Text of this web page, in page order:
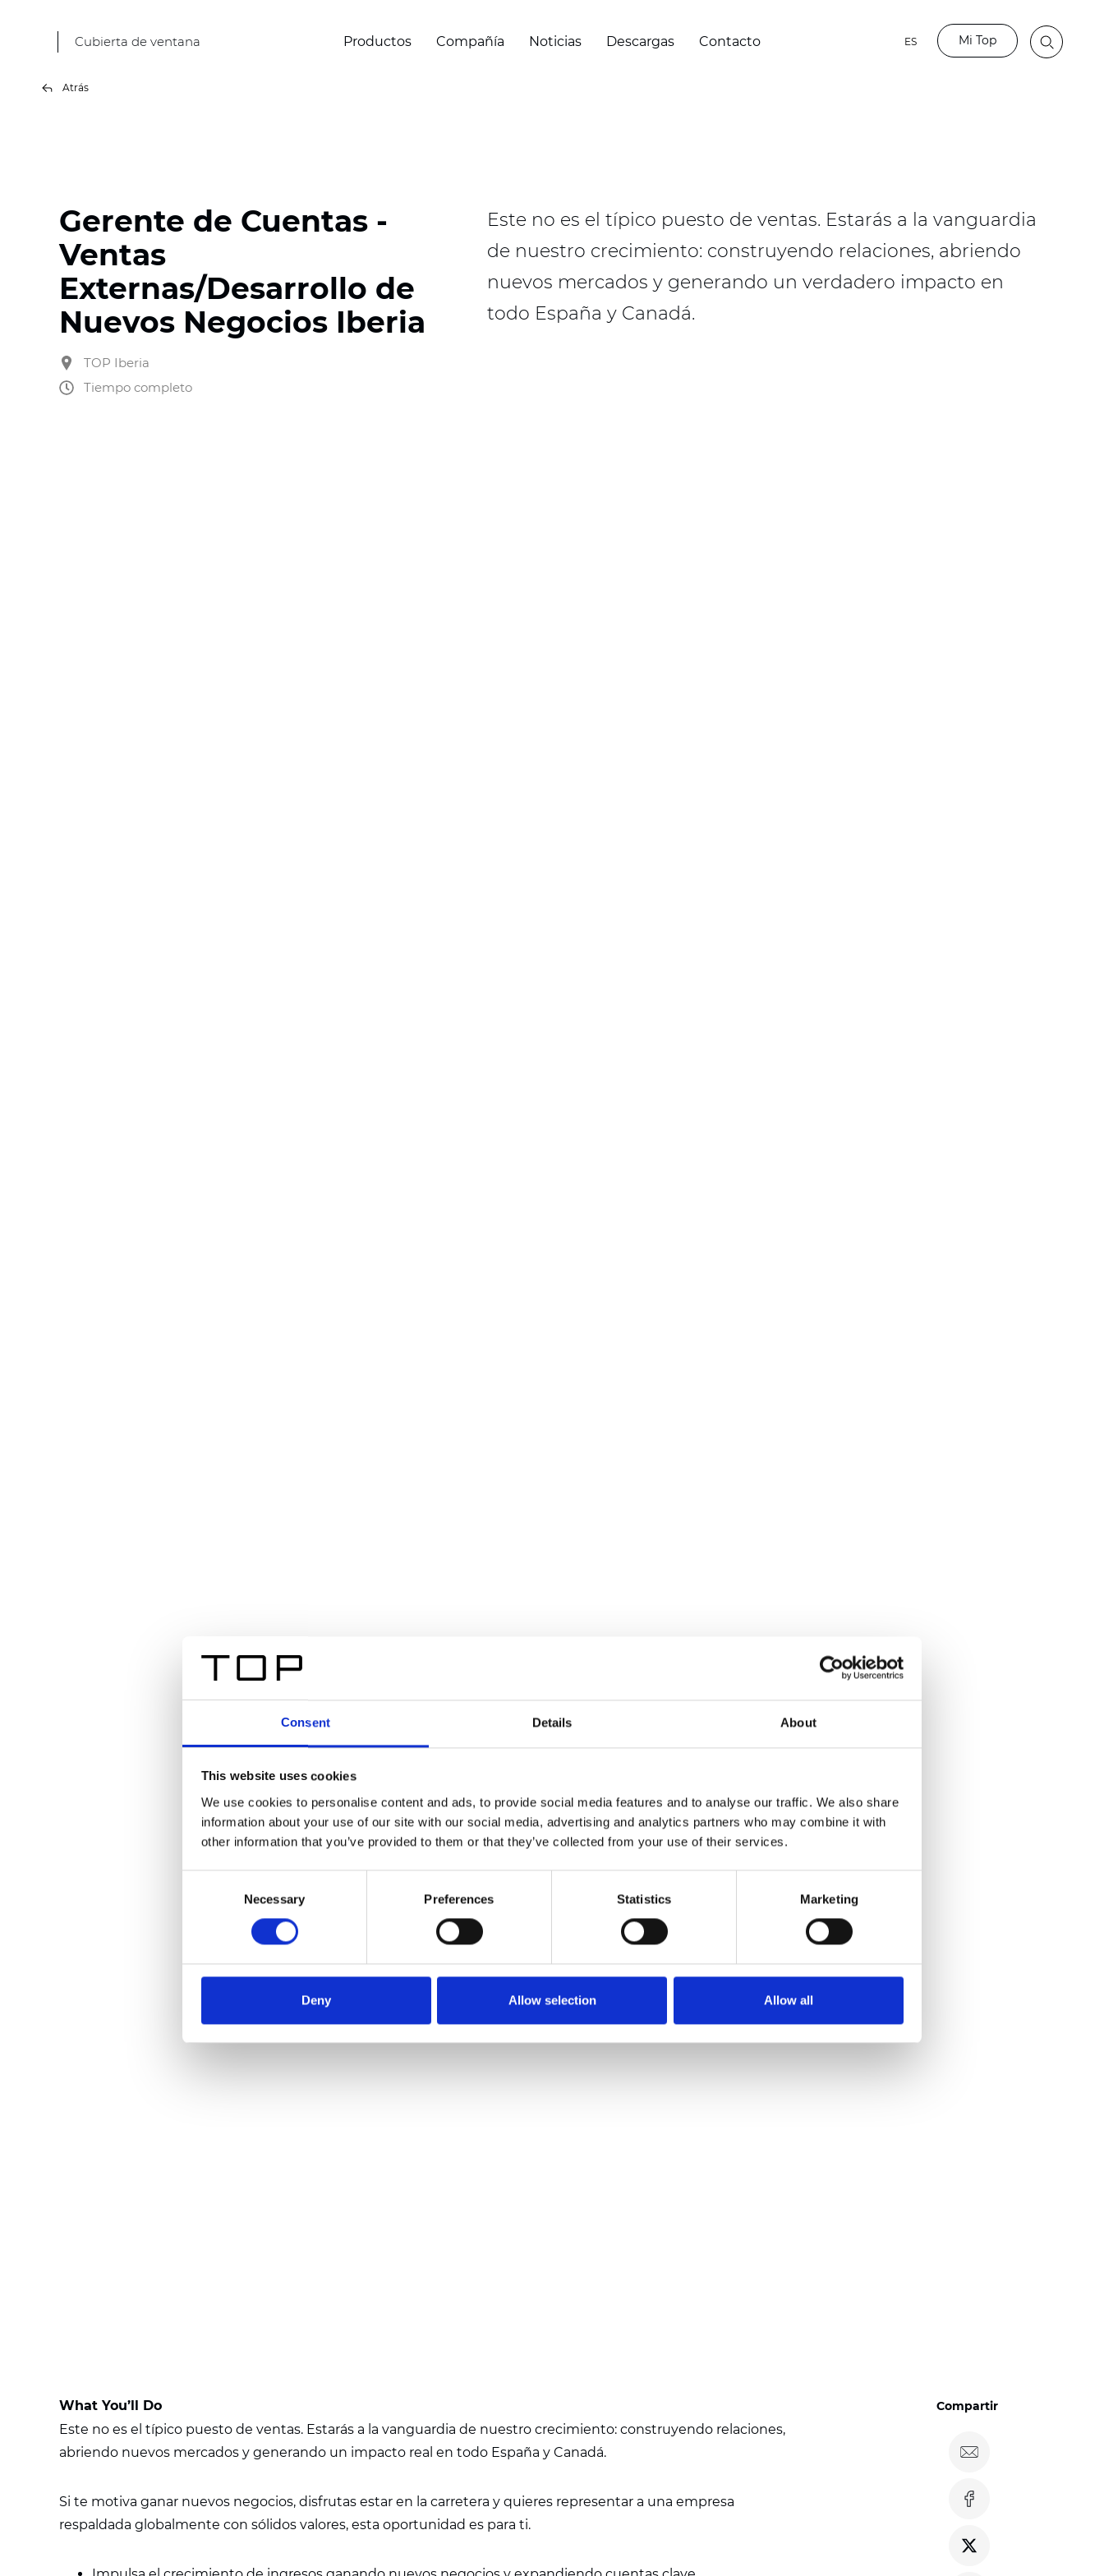
Consent Details About
This website uses cookies
We use cookies to personalise content and ads, to provide social media features and to analyse our traffic. We also share
information about your use of our site with our social media, advertising and analytics partners who may combine it with
other information that you’ve provided to them or that they’ve collected from your use of their services.
Necessary Preferences Statistics Marketing
Deny Allow selection Allow all
Cubierta de ventana Productos Compañía Noticias Descargas Contacto ES Mi Top
Atrás
Gerente de Cuentas -
Ventas
Externas/Desarrollo de
Nuevos Negocios Iberia
TOP Iberia
Tiempo completo
Este no es el típico puesto de ventas. Estarás a la vanguardia
de nuestro crecimiento: construyendo relaciones, abriendo
nuevos mercados y generando un verdadero impacto en
todo España y Canadá.
What You’ll Do
Este no es el típico puesto de ventas. Estarás a la vanguardia de nuestro crecimiento: construyendo relaciones,
abriendo nuevos mercados y generando un impacto real en todo España y Canadá.
Si te motiva ganar nuevos negocios, disfrutas estar en la carretera y quieres representar a una empresa
respaldada globalmente con sólidos valores, esta oportunidad es para ti.
Compartir